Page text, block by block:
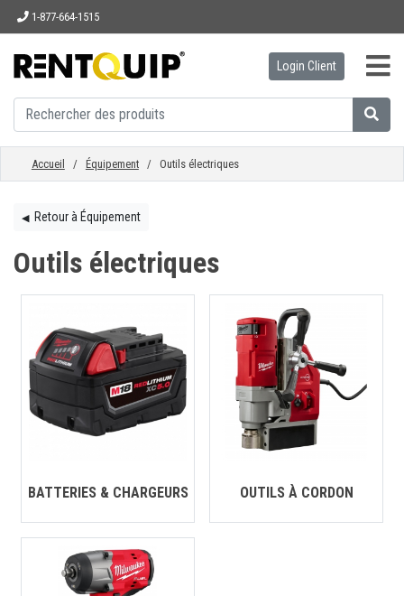
1-877-664-1515
ACCUEIL
ÉQUIPEMENT
ACCESSOIRES
PIÈCES
ENTREPRISE
CONTACT
English
Login Client
Accueil / Équipement/ Outils électriques
◀︎Retour à Équipement
Outils électriques
BATTERIES & CHARGEURS OUTILS À CORDON